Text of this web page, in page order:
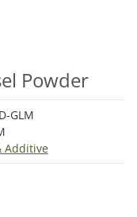
Powder
GLM
Additive